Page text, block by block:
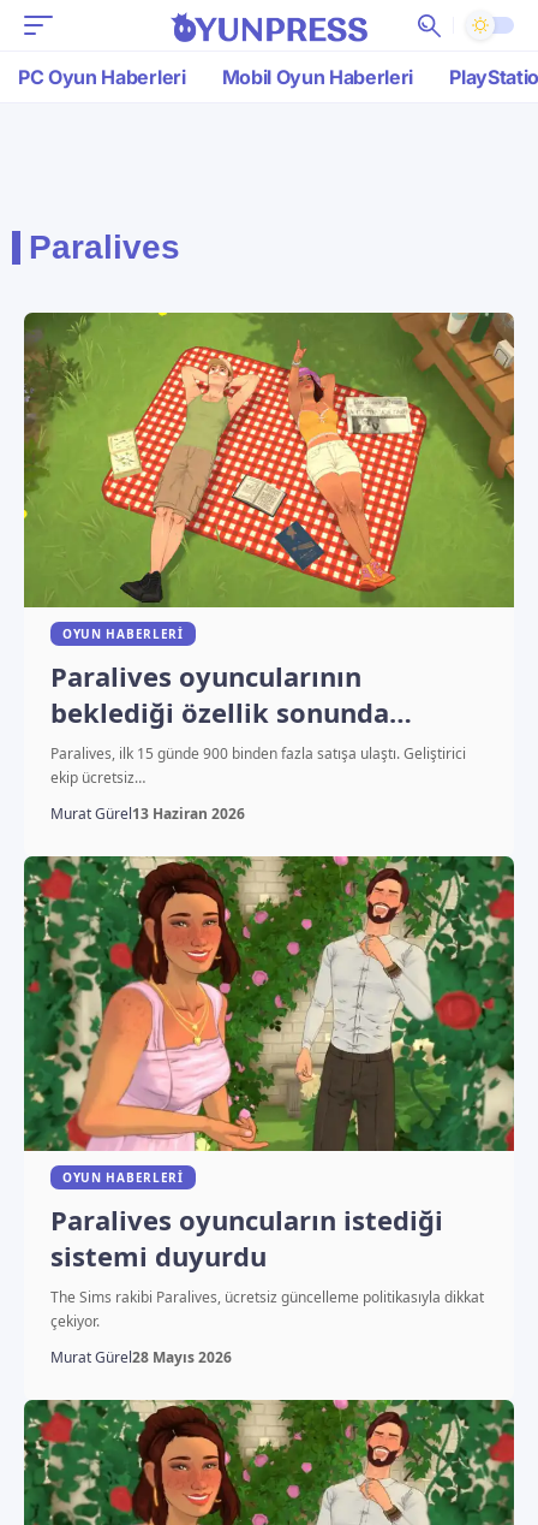
PC Oyun Haberleri Mobil Oyun Haberleri
Paralives
OYUN HABERLERI
Paralives oyuncularının
beklediği özellik sonunda
geliyor
Paralives, ilk 15 günde 900 binden fazla satışa ulaştı. Geliştirici
ekip ücretsiz…
Murat Gürel13 Haziran 2026
OYUN HABERLERI
Paralives oyuncuların istediği
sistemi duyurdu
The Sims rakibi Paralives, ücretsiz güncelleme politikasıyla dikkat
çekiyor.
Murat Gürel28 Mayıs 2026